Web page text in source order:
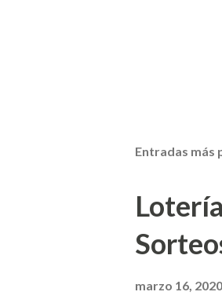
Entradas más
marzo 16, 2020